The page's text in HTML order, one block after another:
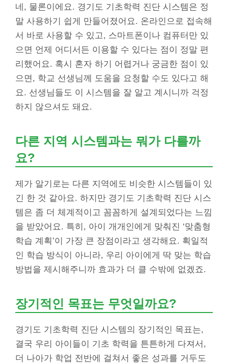
네, 물론이에요. 경기도 기초학력 진단 시스템은 정
말 사용하기 쉽게 만들어졌어요. 온라인으로 접속해
서 바로 사용할 수 있고, 스마트폰이나 컴퓨터만 있
으면 언제 어디서든 이용할 수 있다는 점이 정말 편
리했어요. 혹시 혼자 하기 어렵거나 궁금한 점이 있
으면, 학교 선생님께 도움을 요청할 수도 있다고 해
요. 선생님들도 이 시스템을 잘 알고 계시니까 걱정
하지 않으셔도 돼요.
다른 지역 시스템과는 뭐가 다를까
요?
제가 알기로는 다른 지역에도 비슷한 시스템들이 있
긴 한 것 같아요. 하지만 경기도 기초학력 진단 시스
템은 좀 더 체계적이고 꼼꼼하게 설계되었다는 느낌
을 받았어요. 특히, 아이 개개인에게 맞춰진 ‘맞춤형
학습 계획’이 가장 큰 장점이라고 생각해요. 획일적
인 학습 방식이 아니라, 우리 아이에게 딱 맞는 학습
방법을 제시해주니까 효과가 더 클 수밖에 없겠죠.
장기적인 목표는 무엇일까요?
경기도 기초학력 진단 시스템의 장기적인 목표는,
결국 우리 아이들이 기초 학력을 튼튼하게 다져서,
더 나아가 학업 전반에 걸쳐서 좋은 성과를 거두도